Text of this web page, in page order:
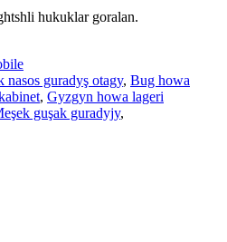
hukuklar goralan.
guradyş otagy, Bug howa
, Gyzgyn howa lageri
guşak guradyjy,